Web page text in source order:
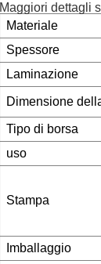
Maggiori dettagli
Materiale
Spessore
Laminazione
Dimensione
Tipo di borsa
uso
Stampa
Imballaggio